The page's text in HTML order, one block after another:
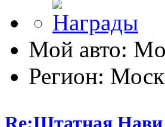
Мой авто:
Регион: